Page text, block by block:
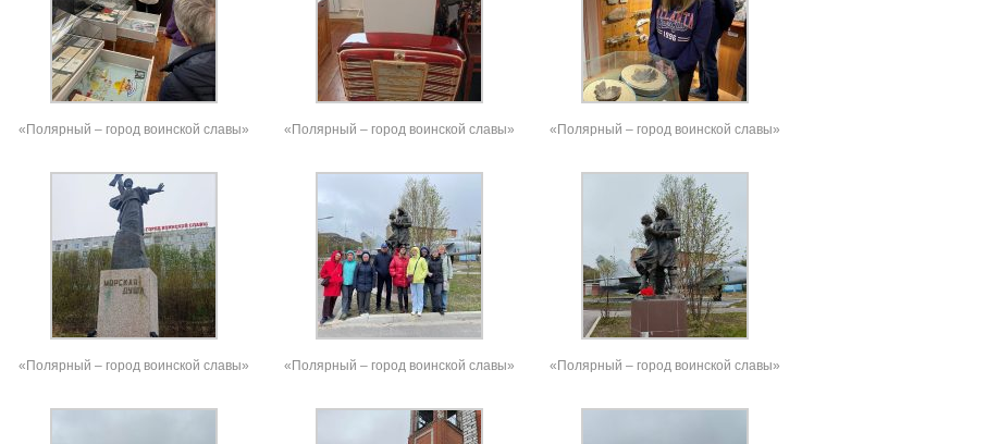
«Полярный – город воинской славы» «Полярный – город воинской славы» «Полярный – город воинской славы»
«Полярный – город воинской славы» «Полярный – город воинской славы» «Полярный – город воинской славы»